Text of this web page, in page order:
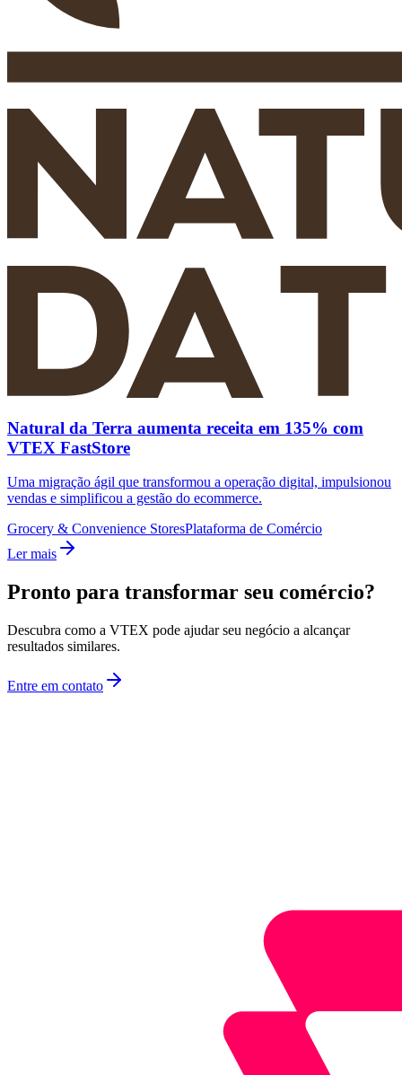
Natural da Terra aumenta receita em 135% com
VTEX FastStore
Uma migração ágil que transformou a operação digital, impulsionou
vendas e simplificou a gestão do ecommerce.
Grocery & Convenience StoresPlataforma de Comércio
Ler mais
Pronto para transformar seu comércio?
Descubra como a VTEX pode ajudar seu negócio a alcançar
resultados similares.
Entre em contato